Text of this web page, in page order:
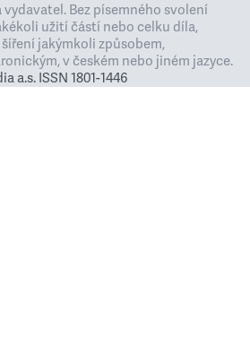
Bez písemného svolení
užití částí nebo celku díla,
jakýmkoli způsobem,
v českém nebo jiném jazyce.
a.s. ISSN 1801-1446